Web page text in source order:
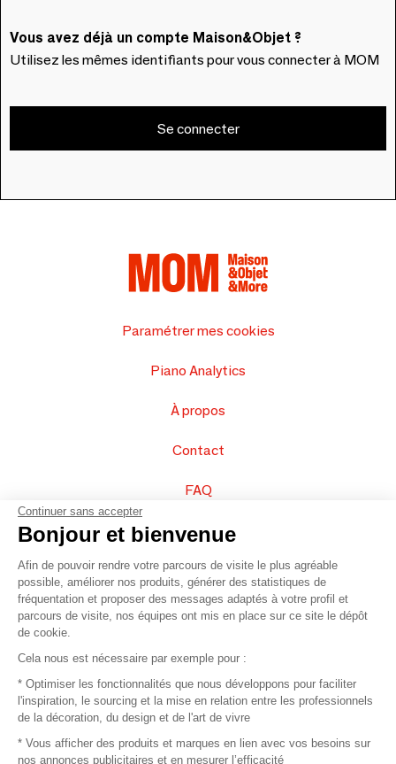
Vous avez déjà un compte Maison&Objet ?
Utilisez les mêmes identifiants pour vous connecter à MOM
Se connecter
Paramétrer mes cookies
Piano Analytics
À propos
Contact
FAQ
Vendez vos produits
Plan du site
© 2016 –Organisation SAFI
Recrutement
Continuer sans accepter
Bonjour et bienvenue
Afin de pouvoir rendre votre parcours de visite le plus agréable
possible, améliorer nos produits, générer des statistiques de
fréquentation et proposer des messages adaptés à votre profil et
parcours de visite, nos équipes ont mis en place sur ce site le dépôt
de cookie.
Cela nous est nécessaire par exemple pour :
* Optimiser les fonctionnalités que nous développons pour faciliter
l'inspiration, le sourcing et la mise en relation entre les professionnels
de la décoration, du design et de l'art de vivre
* Vous afficher des produits et marques en lien avec vos besoins sur
nos annonces publicitaires et en mesurer l’efficacité